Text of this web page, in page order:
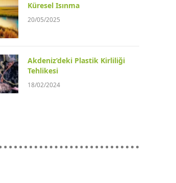
Küresel Isınma
20/05/2025
Akdeniz’deki Plastik Kirliliği
Tehlikesi
18/02/2024